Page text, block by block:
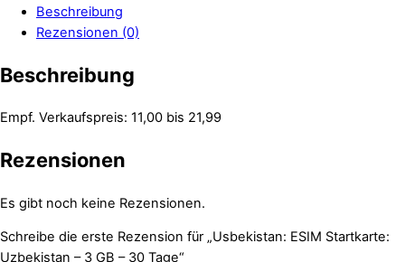
Beschreibung
Rezensionen (0)
Beschreibung
Empf. Verkaufspreis: 11,00 bis 21,99
Rezensionen
Es gibt noch keine Rezensionen.
Schreibe die erste Rezension für „Usbekistan: ESIM Startkarte:
Uzbekistan – 3 GB – 30 Tage“